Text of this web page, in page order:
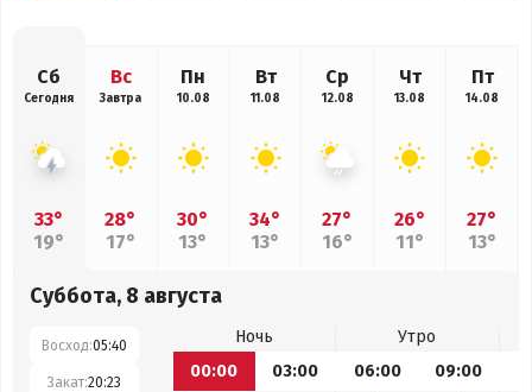
Сб
Сегодня
33°
19°
Вс
Завтра
28°
17°
Пн
10.08
30°
13°
Вт
11.08
34°
13°
Ср
12.08
27°
16°
Чт
13.08
26°
11°
Пт
14.08
27°
13°
Суббота, 8 августа
Восход:05:40
Закат:20:23
Ночь
Утро
00:00
03:00 06:00 09:00